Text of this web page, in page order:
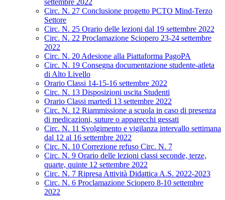
settembre 2022
Circ. N. 27 Conclusione progetto PCTO Mind-Terzo
Settore
Circ. N. 25 Orario delle lezioni dal 19 settembre 2022
Circ. N. 22 Proclamazione Sciopero 23-24 settembre
2022
Circ. N. 20 Adesione alla Piattaforma PagoPA
Circ. N. 19 Consegna documentazione studente-atleta
di Alto Livello
Orario Classi 14-15-16 settembre 2022
Circ. N. 13 Disposizioni uscita Studenti
Orario Classi martedì 13 settembre 2022
Circ. N. 12 Riammissione a scuola in caso di presenza
di medicazioni, suture o apparecchi gessati
Circ. N. 11 Svolgimento e vigilanza intervallo settimana
dal 12 al 16 settembre 2022
Circ. N. 10 Correzione refuso Circ. N. 7
Circ. N. 9 Orario delle lezioni classi seconde, terze,
quarte, quinte 12 settembre 2022
Circ. N. 7 Ripresa Attività Didattica A.S. 2022-2023
Circ. N. 6 Proclamazione Sciopero 8-10 settembre
2022